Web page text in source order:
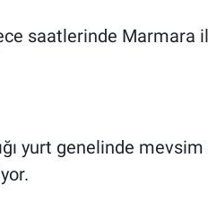
saatlerinde Marmara
yurt genelinde